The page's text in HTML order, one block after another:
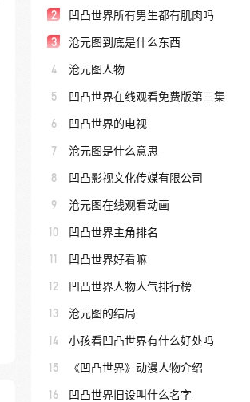
2 凹凸世界所有男生都有肌肉吗
3 沧元图到底是什么东西
4 沧元图人物
5 凹凸世界在线观看免费版第三集
6 凹凸世界的电视
7 沧元图是什么意思
8 凹凸影视文化传媒有限公司
9 沧元图在线观看动画
10 凹凸世界主角排名
11 凹凸世界好看嘛
12 凹凸世界人物人气排行榜
13 沧元图的结局
14 小孩看凹凸世界有什么好处吗
15 《凹凸世界》动漫人物介绍
16 凹凸世界旧设叫什么名字